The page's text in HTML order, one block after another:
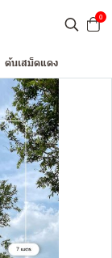
0
ต้นเสม็ดแดง